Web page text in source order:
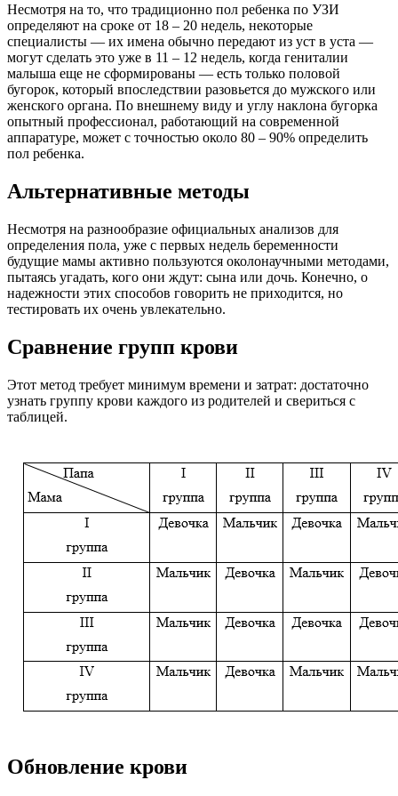
Несмотря на то, что традиционно пол ребенка по УЗИ
определяют на сроке от 18 – 20 недель, некоторые
специалисты — их имена обычно передают из уст в уста —
могут сделать это уже в 11 – 12 недель, когда гениталии
малыша еще не сформированы — есть только половой
бугорок, который впоследствии разовьется до мужского или
женского органа. По внешнему виду и углу наклона бугорка
опытный профессионал, работающий на современной
аппаратуре, может с точностью около 80 – 90% определить
пол ребенка.
Альтернативные методы
Несмотря на разнообразие официальных анализов для
определения пола, уже с первых недель беременности
будущие мамы активно пользуются околонаучными методами,
пытаясь угадать, кого они ждут: сына или дочь. Конечно, о
надежности этих способов говорить не приходится, но
тестировать их очень увлекательно.
Сравнение групп крови
Этот метод требует минимум времени и затрат: достаточно
узнать группу крови каждого из родителей и свериться с
таблицей.
Обновление крови